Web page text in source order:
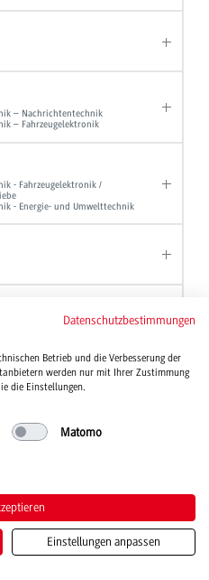
– Nachrichtentechnik
– Fahrzeugelektronik
- Fahrzeugelektronik /
- Energie- und Umwelttechnik
Datenschutzbestimmungen
Betrieb und die Verbesserung der
werden nur mit Ihrer Zustimmung
die Einstellungen.
Matomo
Einstellungen anpassen